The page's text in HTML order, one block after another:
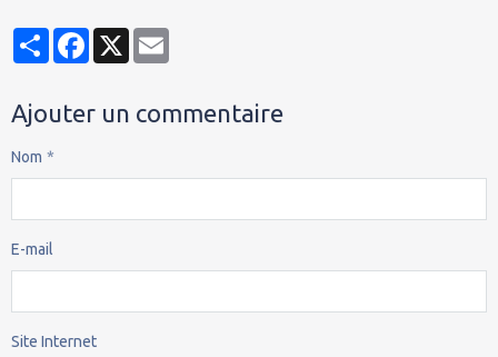
PartagerFacebook
X
Ajouter un commentaire
Nom
E-mail
Site Internet